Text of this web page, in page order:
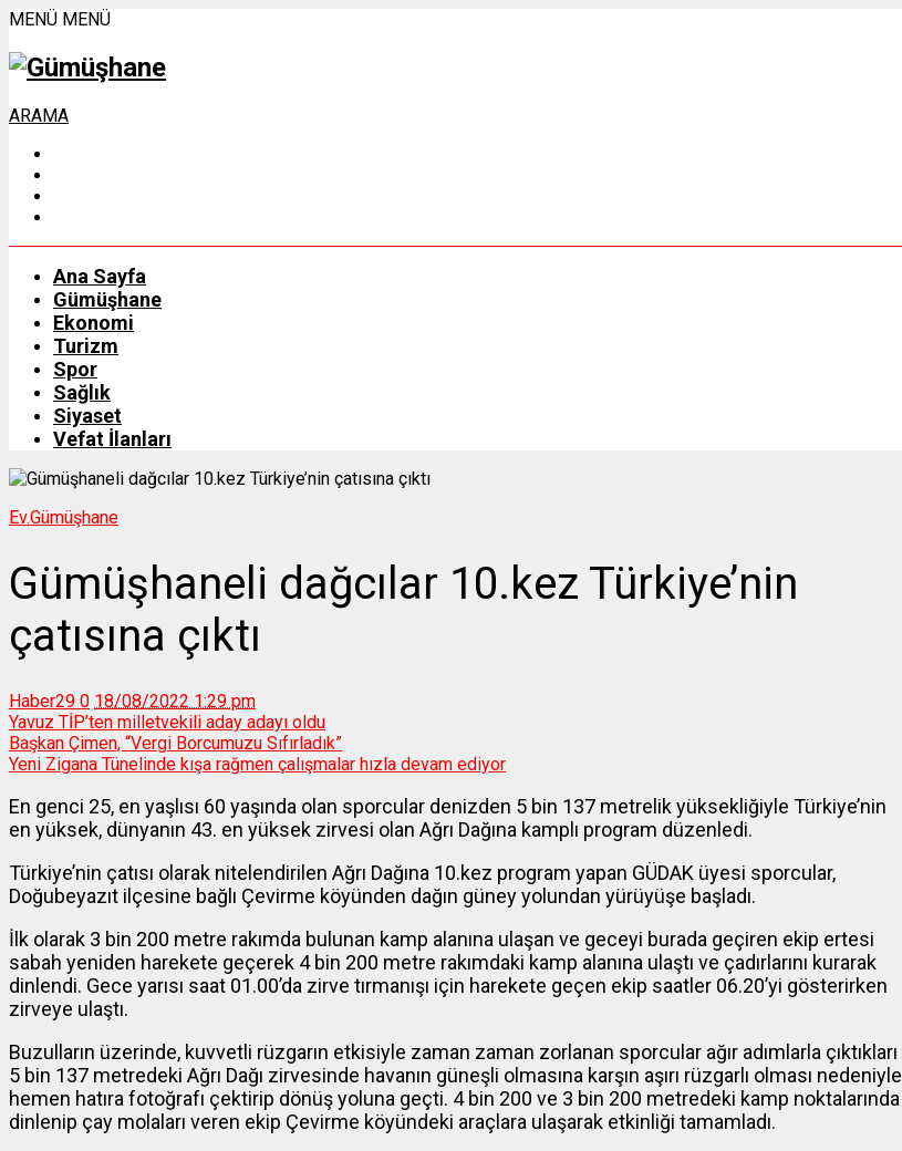
MENÜ MENÜ
ARAMA
Ana Sayfa
Gümüşhane
Ekonomi
Turizm
Spor
Sağlık
Siyaset
Vefat İlanları
Ev.Gümüşhane
Gümüşhaneli dağcılar 10.kez Türkiye’nin
çatısına çıktı
Haber29 0 18/08/2022 1:29 pm
Yavuz TİP’ten milletvekili aday adayı oldu
Başkan Çimen, “Vergi Borcumuzu Sıfırladık”
Yeni Zigana Tünelinde kışa rağmen çalışmalar hızla devam ediyor
En genci 25, en yaşlısı 60 yaşında olan sporcular denizden 5 bin 137 metrelik yüksekliğiyle Türkiye’nin
en yüksek, dünyanın 43. en yüksek zirvesi olan Ağrı Dağına kamplı program düzenledi.
Türkiye’nin çatısı olarak nitelendirilen Ağrı Dağına 10.kez program yapan GÜDAK üyesi sporcular,
Doğubeyazıt ilçesine bağlı Çevirme köyünden dağın güney yolundan yürüyüşe başladı.
İlk olarak 3 bin 200 metre rakımda bulunan kamp alanına ulaşan ve geceyi burada geçiren ekip ertesi
sabah yeniden harekete geçerek 4 bin 200 metre rakımdaki kamp alanına ulaştı ve çadırlarını kurarak
dinlendi. Gece yarısı saat 01.00’da zirve tırmanışı için harekete geçen ekip saatler 06.20’yi gösterirken
zirveye ulaştı.
Buzulların üzerinde, kuvvetli rüzgarın etkisiyle zaman zaman zorlanan sporcular ağır adımlarla çıktıkları
5 bin 137 metredeki Ağrı Dağı zirvesinde havanın güneşli olmasına karşın aşırı rüzgarlı olması nedeniyle
hemen hatıra fotoğrafı çektirip dönüş yoluna geçti. 4 bin 200 ve 3 bin 200 metredeki kamp noktalarında
dinlenip çay molaları veren ekip Çevirme köyündeki araçlara ulaşarak etkinliği tamamladı.